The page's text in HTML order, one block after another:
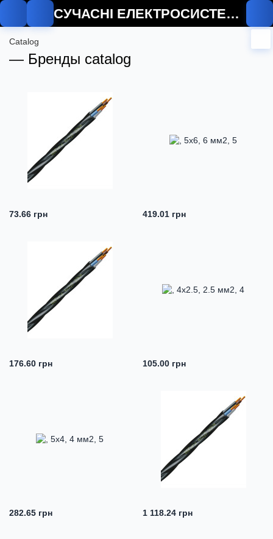
СУЧАСНІ ЕЛЕКТРОСИСТЕМИ
Catalog
— Бренды catalog
73.66 грн 419.01 грн
176.60 грн 105.00 грн
282.65 грн 1 118.24 грн